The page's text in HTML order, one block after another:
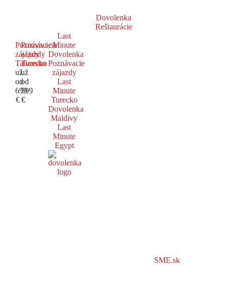
Dovolenka
Reštaurácie
Poznávacie
zájazdy
Taliansko
už
od
699
€
Poznávacie
zájazdy
Turecko
už
od
599
€
Last
Minute
Dovolenka
Poznávacie
zájazdy
Last
Minute
Turecko
Dovolenka
Maldivy
Last
Minute
Egypt
SME.sk